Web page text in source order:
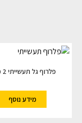
פלרוף גל תעשייתי 2 מ"מ
מידע נוסף